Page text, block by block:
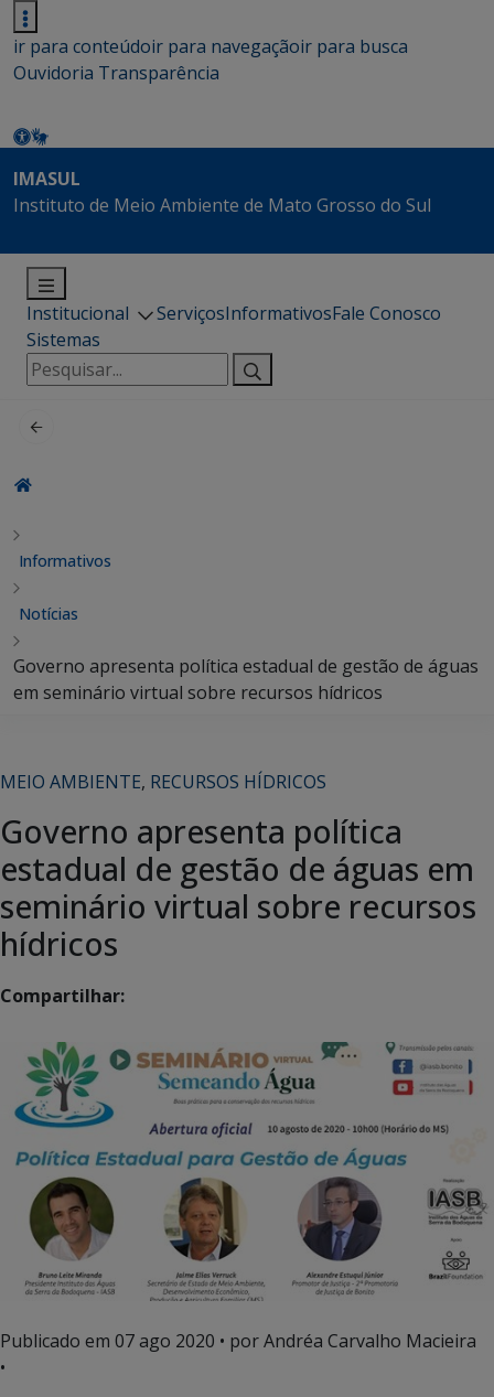
ir para conteúdoir para navegaçãoir para busca
Ouvidoria Transparência
IMASUL
Instituto de Meio Ambiente de Mato Grosso do Sul
Institucional ServiçosInformativosFale Conosco
Sistemas
Pesquisar
por:
Informativos
Notícias
Governo apresenta política estadual de gestão de águas
em seminário virtual sobre recursos hídricos
MEIO AMBIENTE, RECURSOS HÍDRICOS
Governo apresenta política
estadual de gestão de águas em
seminário virtual sobre recursos
hídricos
Compartilhar:
Publicado em 07 ago 2020 • por Andréa Carvalho Macieira
•